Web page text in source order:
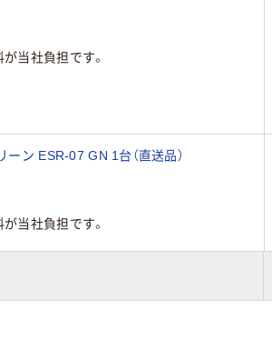
当社負担です。
ン ESR-07 GN 1台（直送品）
当社負担です。